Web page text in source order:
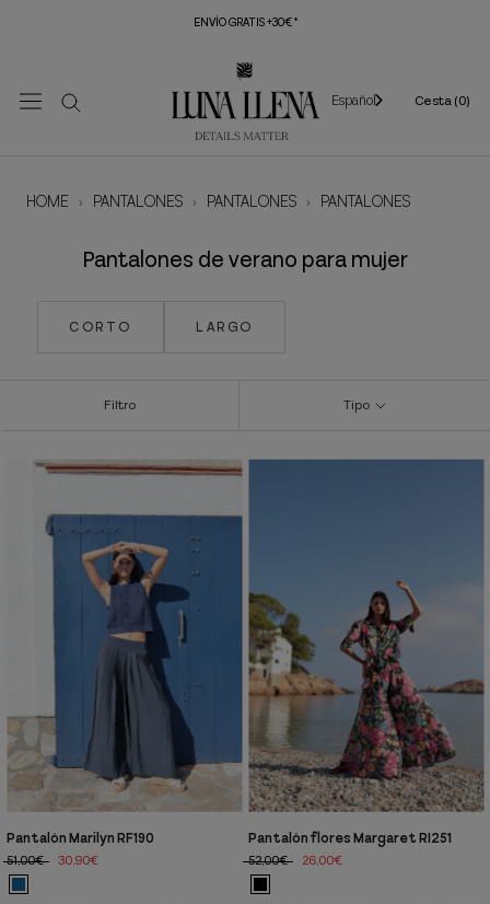
ENVÍO GRATIS +30€*
Español Cesta (0)
HOME › PANTALONES › PANTALONES › PANTALONES
Pantalones de verano para mujer
CORTO LARGO
Filtro Tipo
Pantalón Marilyn RF190
51,00€
30,90€
Pantalón flores Margaret RI251
52,00€
26,00€